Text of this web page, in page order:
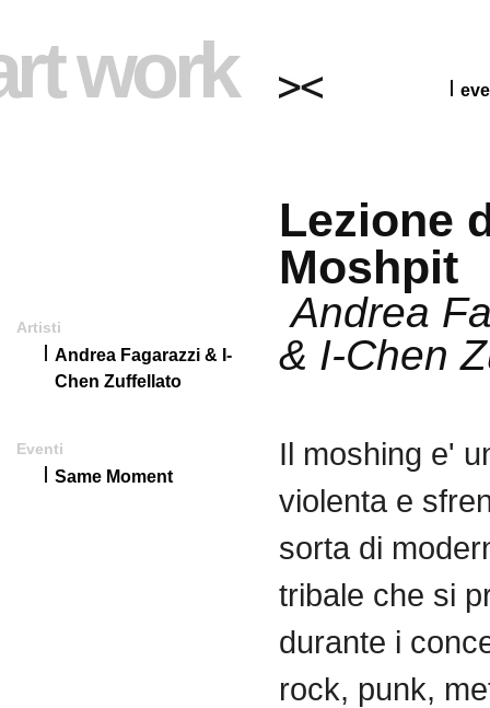
work
Artisti
Andrea Fagarazzi & I-
Chen Zuffellato
Eventi
Same Moment
Lezione
Moshpit
Andrea
& I-Chen
Il moshing e'
violenta e
sorta di
tribale che si
durante i
rock, punk,